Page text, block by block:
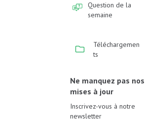
Question de la
semaine
Téléchargemen
ts
Ne manquez pas nos
mises à jour
Inscrivez-vous à notre
newsletter